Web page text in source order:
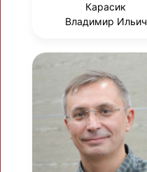
Карасик
Владимир Ильич